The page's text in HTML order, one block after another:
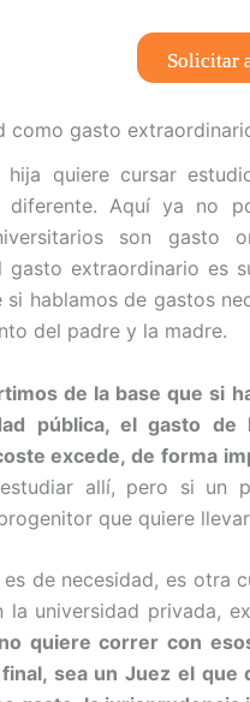
Solicitar
como gasto
quiere cursar
diferente. Aquí ya no
son gasto
gasto extraordinario es
si hablamos de gastos
del padre y la madre.
de la base que si
pública, el gasto de
excede, de forma
allí, pero si un
que quiere
de necesidad, es otra
la universidad privada,
quiere correr con
sea un Juez el